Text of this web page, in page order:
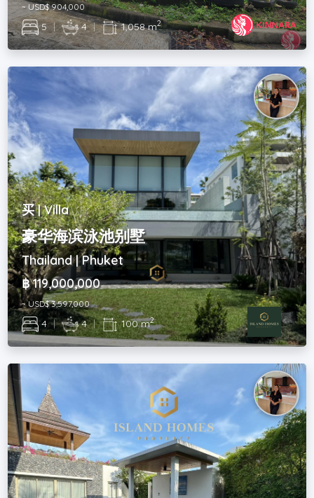
~ USD$ 904,000
5 | 4 | 1,058 m2
买 | Villa
豪华海滨泳池别墅
Thailand | Phuket
฿ 119,000,000
~ USD$ 3,597,000
4 | 4 | 100 m2